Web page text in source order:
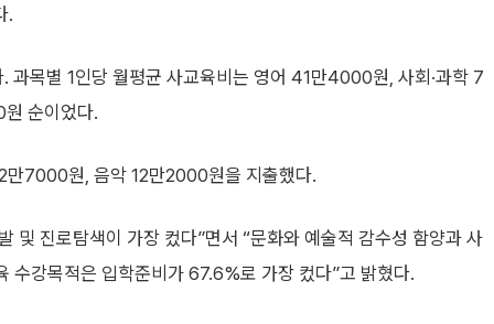
.
목별 1인당 월평균 사교육비는 영어 41만4000원, 사회·과학 7
순이었다.
만7000원, 음악 12만2000원을 지출했다.
및 진로탐색이 가장 컸다”면서 “문화와 예술적 감수성 함양과 사
수강목적은 입학준비가 67.6%로 가장 컸다”고 밝혔다.